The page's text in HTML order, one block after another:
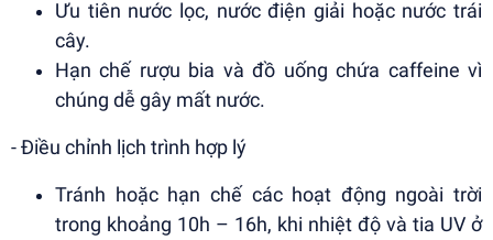
Ưu tiên nước lọc, nước điện giải hoặc nước trái
cây.
Hạn chế rượu bia và đồ uống chứa caffeine vì
chúng dễ gây mất nước.
- Điều chỉnh lịch trình hợp lý
Tránh hoặc hạn chế các hoạt động ngoài trời
trong khoảng 10h – 16h, khi nhiệt độ và tia UV ở